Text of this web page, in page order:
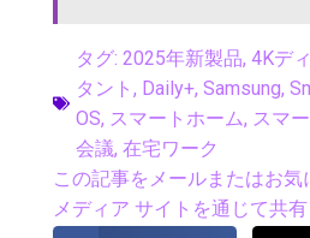
タグ: 2025年新製品, 4Kデ
タント , Daily+, Samsung,
OS, スマートホーム, スマ
会議, 在宅ワーク
この記事をメールまたはお
メディア サイトを通じて共